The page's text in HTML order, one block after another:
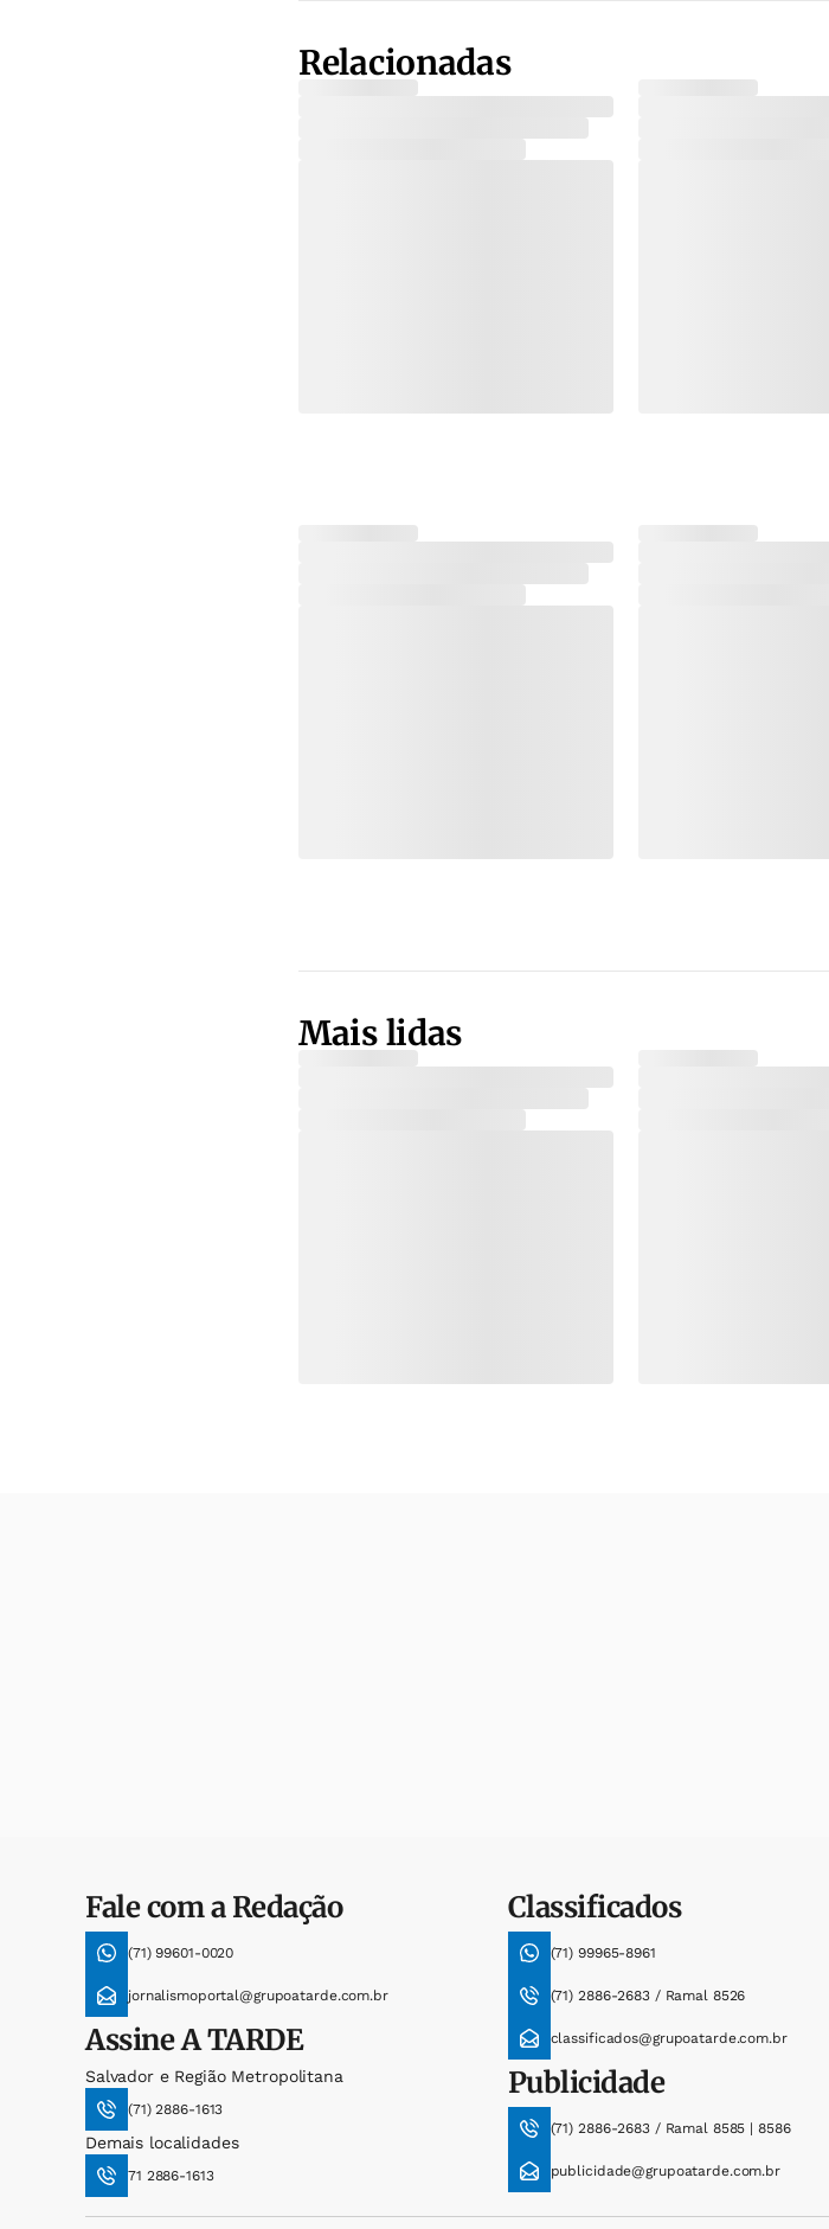
Relacionadas
Mais lidas
Fale com a Redação
(71) 99601-0020
jornalismoportal@grupoatarde.com.br
AssineA TARDE
Salvador e Região Metropolitana
(71) 2886-1613
Demais localidades
71 2886-1613
Classificados
(71) 99965-8961
(71) 2886-2683 / Ramal 8526
classificados@grupoatarde.com.br
Publicidade
(71) 2886-2683 / Ramal 8585 | 8586
publicidade@grupoatarde.com.br